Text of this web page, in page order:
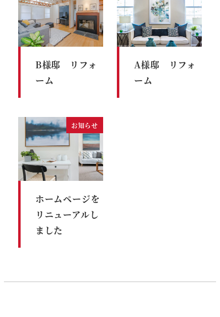
B様邸 リフォ
ーム
A様邸 リフォ
ーム
お知らせ
ホームページを
リニューアルし
ました